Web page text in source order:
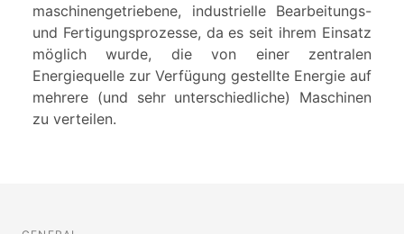
maschinengetriebene, industrielle Bearbeitungs-
und Fertigungsprozesse, da es seit ihrem Einsatz
möglich wurde, die von einer zentralen
Energiequelle zur Verfügung gestellte Energie auf
mehrere (und sehr unterschiedliche) Maschinen
zu verteilen.